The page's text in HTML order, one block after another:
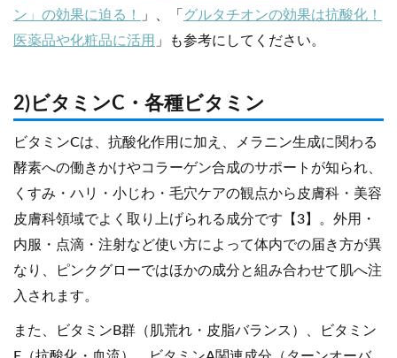
ン」の効果に迫る！
」、「 グルタチオンの効果は抗酸化！
医薬品や化粧品に活用 」も参考にしてください。
2)ビタミンC・各種ビタミン
ビタミンCは、抗酸化作用に加え、メラニン生成に関わる
酵素への働きかけやコラーゲン合成のサポートが知られ、
くすみ・ハリ・小じわ・毛穴ケアの観点から皮膚科・美容
皮膚科領域でよく取り上げられる成分です【3】。外用・
内服・点滴・注射など使い方によって体内での届き方が異
なり、ピンクグローではほかの成分と組み合わせて肌へ注
入されます。
また、ビタミンB群（肌荒れ・皮脂バランス）、ビタミン